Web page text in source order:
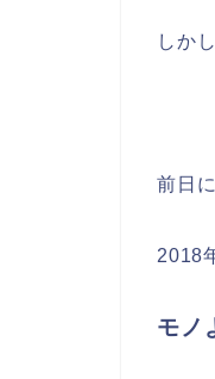
しかし
前日
2018
モノ